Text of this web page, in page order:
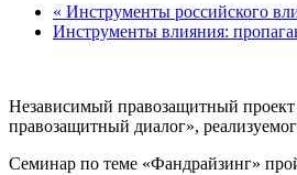
« Инструменты российского
Инструменты влияния:
Независимый правозащитный
правозащитный диалог»,
Семинар по теме «Фандрайзинг»